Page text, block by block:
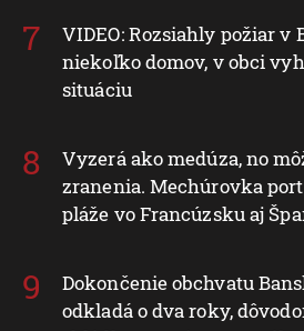
VIDEO: Rozsiahly požiar v
niekoľko domov, v obci
situáciu
Vyzerá ako medúza, no
zranenia. Mechúrovka
pláže vo Francúzsku aj
Dokončenie obchvatu
odkladá o dva roky,